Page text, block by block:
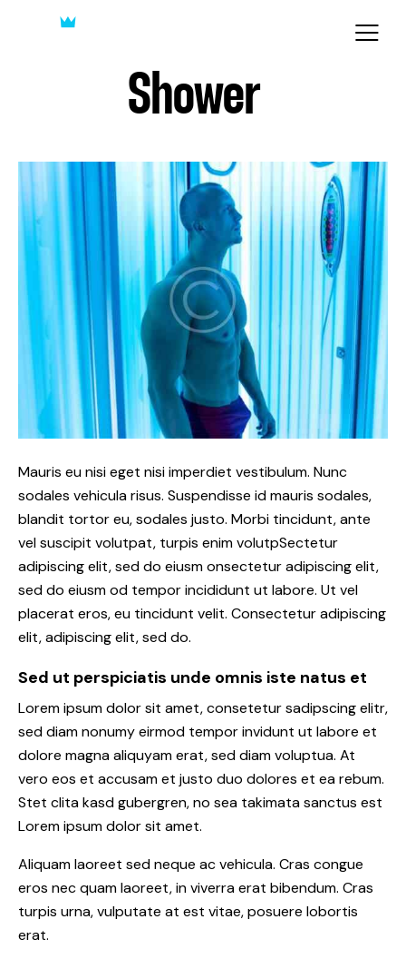
Shower
Mauris eu nisi eget nisi imperdiet vestibulum. Nunc
sodales vehicula risus. Suspendisse id mauris sodales,
blandit tortor eu, sodales justo. Morbi tincidunt, ante
vel suscipit volutpat, turpis enim volutpSectetur
adipiscing elit, sed do eiusm onsectetur adipiscing elit,
sed do eiusm od tempor incididunt ut labore. Ut vel
placerat eros, eu tincidunt velit. Consectetur adipiscing
elit, adipiscing elit, sed do.
Sed ut perspiciatis unde omnis iste natus et
Lorem ipsum dolor sit amet, consetetur sadipscing elitr,
sed diam nonumy eirmod tempor invidunt ut labore et
dolore magna aliquyam erat, sed diam voluptua. At
vero eos et accusam et justo duo dolores et ea rebum.
Stet clita kasd gubergren, no sea takimata sanctus est
Lorem ipsum dolor sit amet.
Aliquam laoreet sed neque ac vehicula. Cras congue
eros nec quam laoreet, in viverra erat bibendum. Cras
turpis urna, vulputate at est vitae, posuere lobortis
erat.